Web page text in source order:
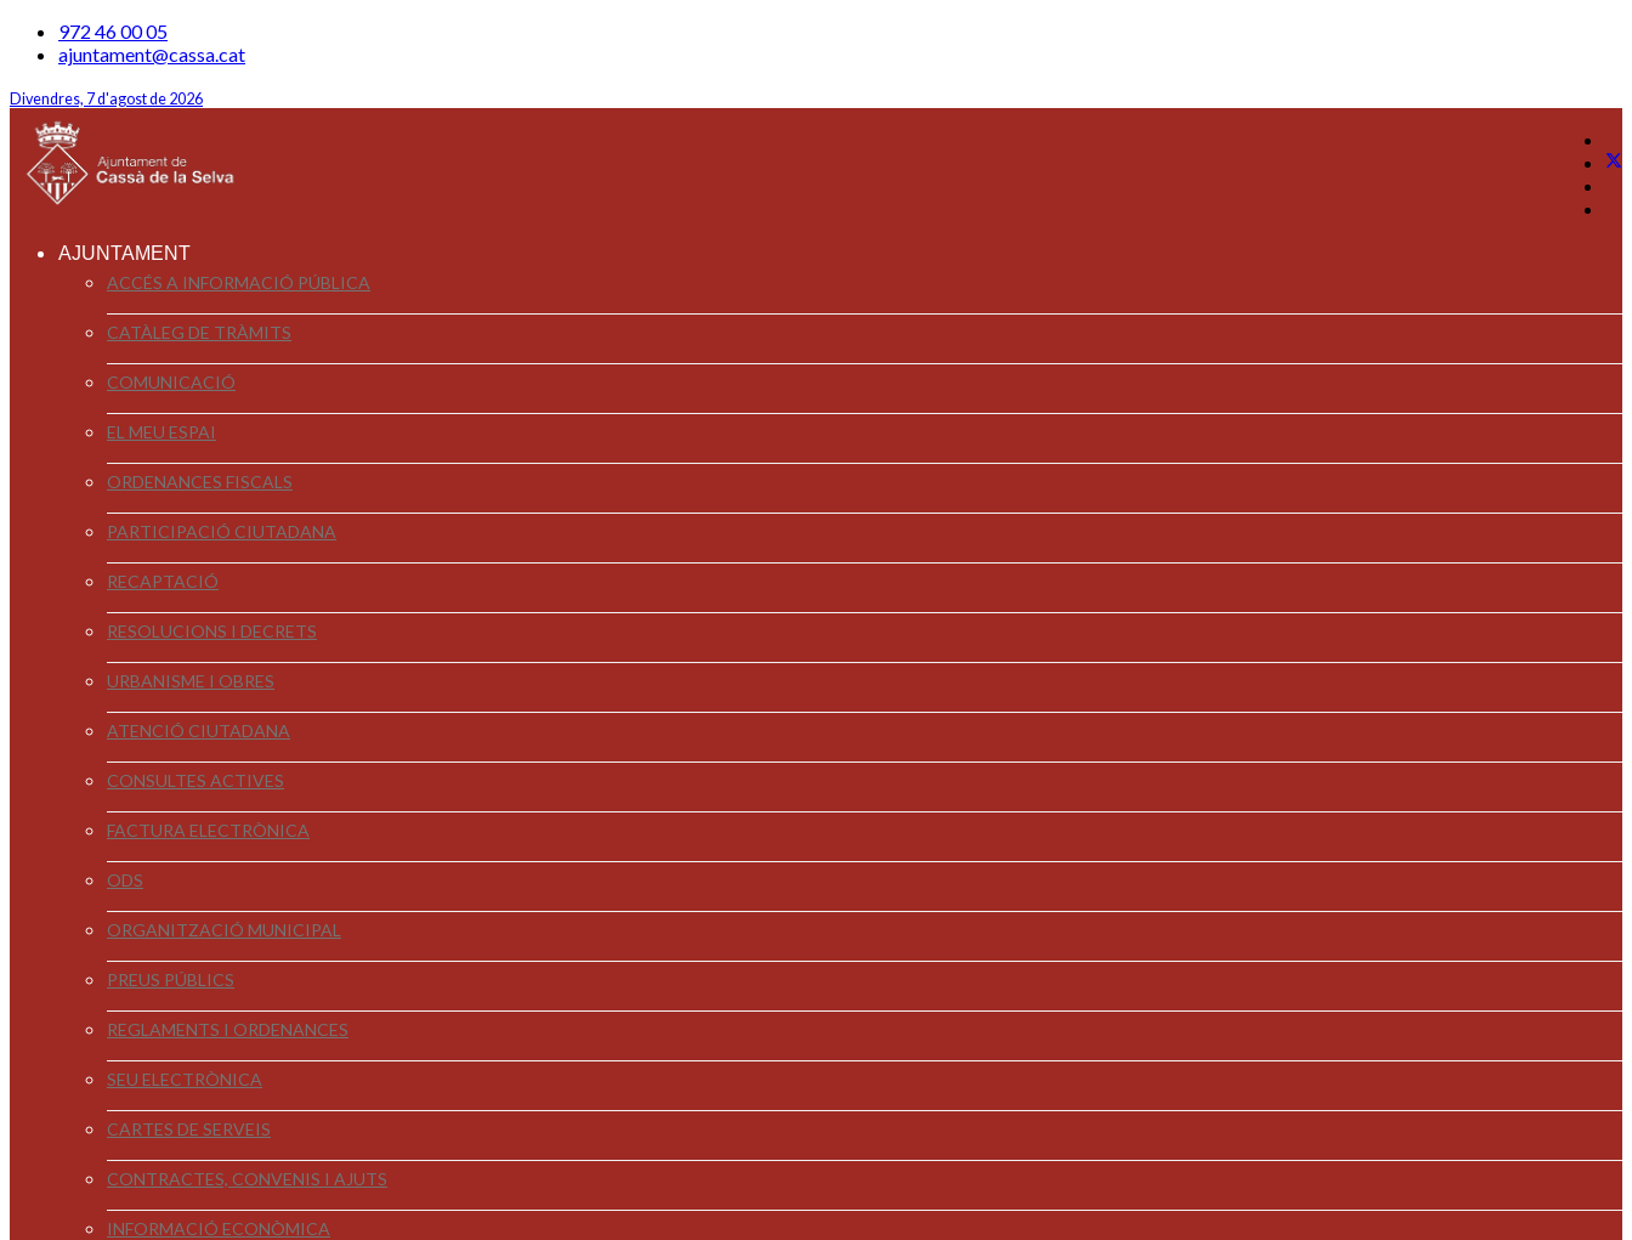
972 46 00 05
ajuntament@cassa.cat
Divendres, 7 d'agost de 2026
AJUNTAMENT
ACCÉS A INFORMACIÓ PÚBLICA
CATÀLEG DE TRÀMITS
COMUNICACIÓ
EL MEU ESPAI
ORDENANCES FISCALS
PARTICIPACIÓ CIUTADANA
RECAPTACIÓ
RESOLUCIONS I DECRETS
URBANISME I OBRES
ATENCIÓ CIUTADANA
CONSULTES ACTIVES
FACTURA ELECTRÒNICA
ODS
ORGANITZACIÓ MUNICIPAL
PREUS PÚBLICS
REGLAMENTS I ORDENANCES
SEU ELECTRÒNICA
CARTES DE SERVEIS
CONTRACTES, CONVENIS I AJUTS
INFORMACIÓ ECONÒMICA